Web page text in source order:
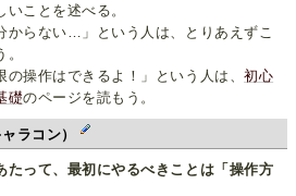
ことを述べる。
からない…」という人は、とりあえずこ
の操作はできるよ！」という人は、初心
礎のページを読もう。
ャラコン）
たって、最初にやるべきことは「操作方